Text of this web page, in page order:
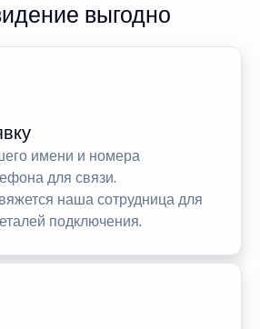
выгодно
имени и номера
для связи.
наша сотрудница для
подключения.